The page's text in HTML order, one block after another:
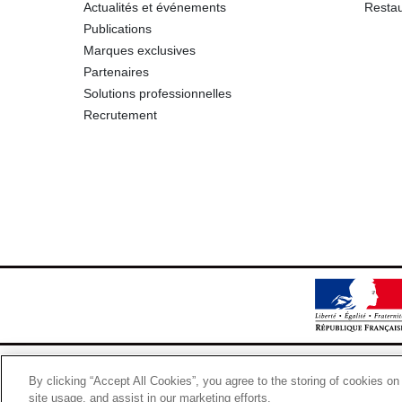
SelActualités et événements
Publications
Marques exclusives
Partenaires
Solutions professionnelles
Recrutement
By clicking “Accept All Cookies”, you agree to the storing of cookies
site usage, and assist in our marketing efforts.